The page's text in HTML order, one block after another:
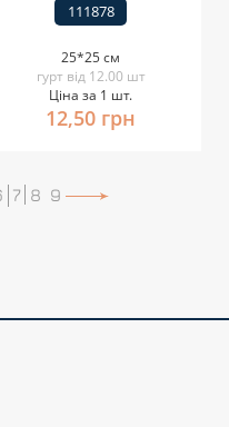
111878
25*25 см
гурт від 12.00 шт
Ціна за 1 шт.
12,50 грн
7 8 9